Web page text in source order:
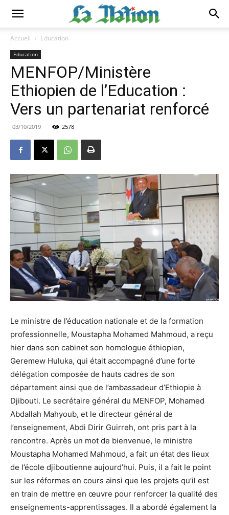
Accueil Education
Education
MENFOP/Ministère
Ethiopien de l’Education :
Vers un partenariat renforcé
03/10/2019 2578
Le ministre de l’éducation nationale et de la formation
professionnelle, Moustapha Mohamed Mahmoud, a reçu
hier dans son cabinet son homologue éthiopien,
Geremew Huluka, qui était accompagné d’une forte
délégation composée de hauts cadres de son
département ainsi que de l’ambassadeur d’Ethiopie à
Djibouti. Le secrétaire général du MENFOP, Mohamed
Abdallah Mahyoub, et le directeur général de
l’enseignement, Abdi Dirir Guirreh, ont pris part à la
rencontre. Après un mot de bienvenue, le ministre
Moustapha Mohamed Mahmoud, a fait un état des lieux
de l’école djiboutienne aujourd’hui. Puis, il a fait le point
sur les réformes en cours ainsi que les projets qu’il est
en train de mettre en œuvre pour renforcer la qualité des
enseignements-apprentissages. Il a abordé également la